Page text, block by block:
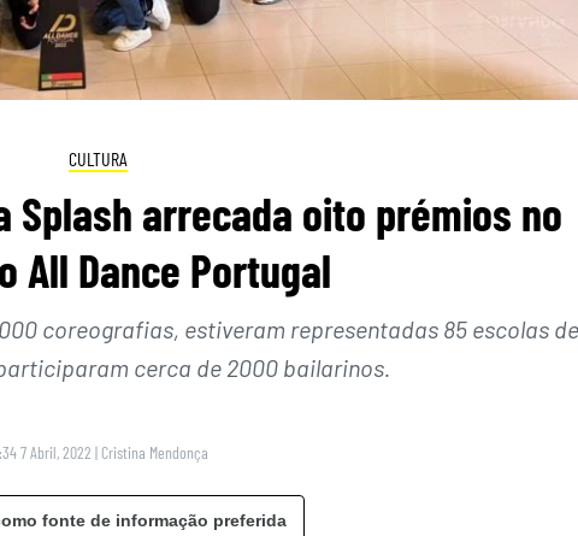
CULTURA
Splash arrecada oito prémios no
All Dance Portugal
coreografias, estiveram representadas 85 escolas de
cerca de 2000 bailarinos.
7 Abril, 2022 | Cristina Mendonça
fonte de informação preferida